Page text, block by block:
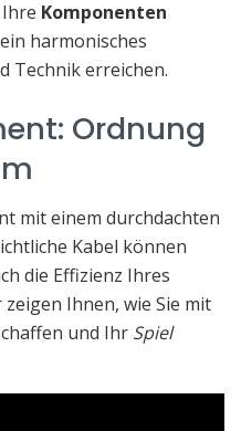
Komponenten
harmonisches
Technik erreichen.
Ordnung
mit einem durchdachten
Kabel können
die Effizienz Ihres
Ihnen, wie Sie mit
und Ihr Spiel